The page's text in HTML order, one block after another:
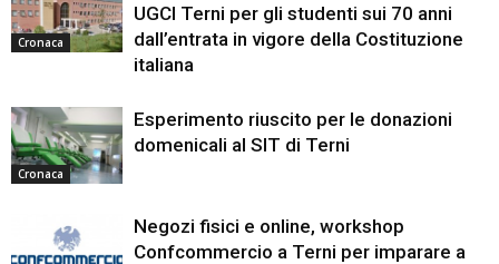
Cronaca
UGCI Terni per gli studenti sui 70 anni
dall’entrata in vigore della Costituzione
italiana
Cronaca
Esperimento riuscito per le donazioni
domenicali al SIT di Terni
Negozi fisici e online, workshop
Confcommercio a Terni per imparare a